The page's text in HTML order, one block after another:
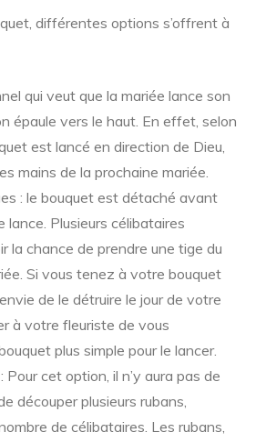
différentes options s’offrent à
qui veut que la mariée lance son
épaule vers le haut. En effet, selon
est lancé en direction de Dieu,
mains de la prochaine mariée.
: le bouquet est détaché avant
lance. Plusieurs célibataires
la chance de prendre une tige du
Si vous tenez à votre bouquet
de le détruire le jour de votre
à votre fleuriste de vous
plus simple pour le lancer.
Pour cet option, il n’y aura pas de
découper plusieurs rubans,
de célibataires. Les rubans,